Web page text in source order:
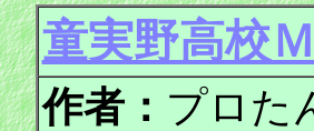
童実野高校
作者： プロた